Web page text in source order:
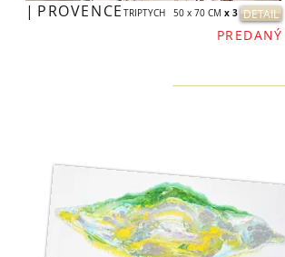
| PROVENCE TRIPTYCH 50 x 70 CM x 3 DETAIL
PREDANÝ